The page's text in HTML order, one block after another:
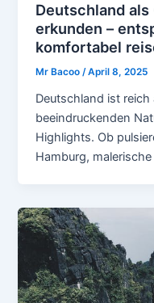
Deutschland
erkunden –
komfortabel
Mr Bacoo/April 8, 2025
Deutschland ist
beeindruckenden
Highlights. Ob
Hamburg,